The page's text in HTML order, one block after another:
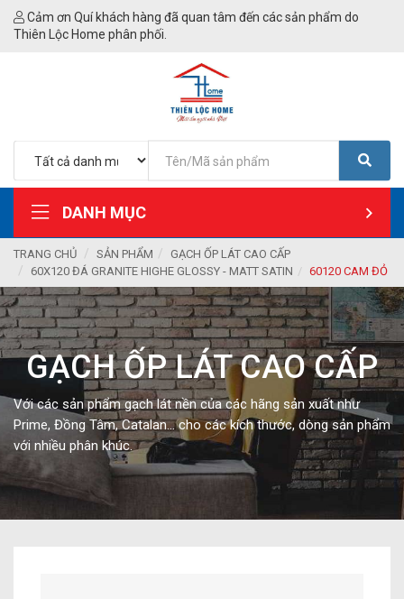
Cảm ơn Quí khách hàng đã quan tâm đến các sản phẩm do
Thiên Lộc Home phân phối.
DANH MỤC
TRANG CHỦ SẢN PHẨM
GẠCH ỐP LÁT CAO CẤP
60X120 ĐÁ GRANITE HIGHE GLOSSY - MATT SATIN
60120 CAM ĐỎ
GẠCH ỐP LÁT CAO CẤP
Với các sản phẩm gạch lát nền của các hãng sản xuất như
Prime, Đồng Tâm, Catalan… cho các kích thước, dòng sản phẩm
với nhiều phân khúc.